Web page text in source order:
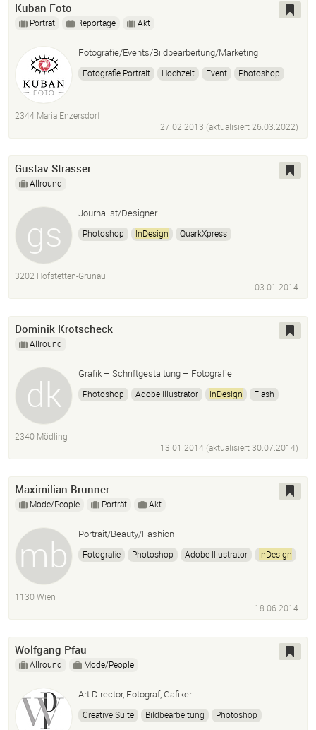
Kuban Foto
Porträt Reportage Akt
Fotografie/Events/Bildbearbeitung/Marketing
Fotografie Portrait Hochzeit Event
Photoshop
2344 Maria Enzersdorf
27.02.2013 (aktualisiert26.03.2022)
Gustav Strasser
Allround
Journalist/Designer
Photoshop InDesign QuarkXpress
3202 Hofstetten-Grünau
03.01.2014
Dominik Krotscheck
Allround
Grafik – Schriftgestaltung – Fotografie
Photoshop Adobe Illustrator InDesign
Flash
2340 Mödling
13.01.2014 (aktualisiert 30.07.2014)
Maximilian Brunner
Mode/People Porträt Akt
Portrait/Beauty/Fashion
Fotografie Photoshop Adobe Illustrator InDesign
1130 Wien
18.06.2014
Wolfgang Pfau
Allround Mode/People
Art Director, Fotograf, Gafiker
Creative Suite Bildbearbeitung
Photoshop